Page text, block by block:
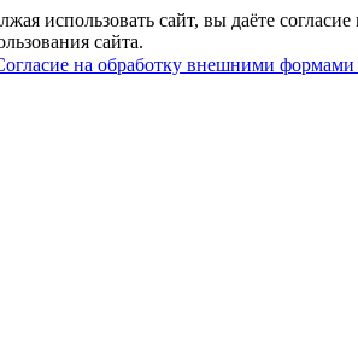
использовать сайт, вы даёте
сайта.
на обработку внешними